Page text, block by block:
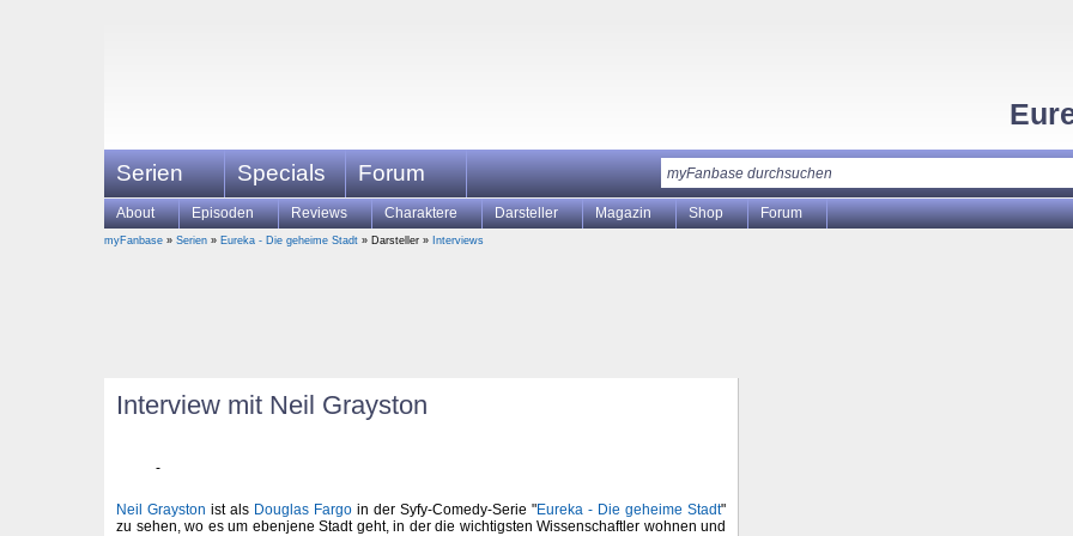
Serien Specials Forum
About Episoden Reviews Charaktere Darsteller Magazin Shop Forum
myFanbase » Serien » Eureka - Die geheime Stadt » Darsteller » Interviews
Interview mit Neil Grayston
Neil Grayston ist als Douglas Fargo in der Syfy-Comedy-Serie "Eureka - Die geheime Stadt"
zu sehen, wo es um ebenjene Stadt geht, in der die wichtigsten Wissenschaftler wohnen und